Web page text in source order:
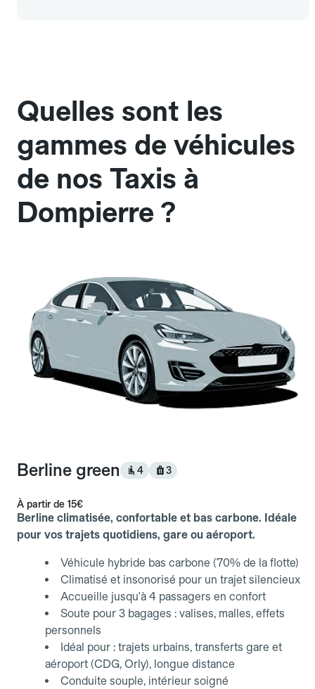
Quelles sont les
gammes de véhicules
de nos Taxis à
Dompierre ?
Berline green 4 3
À partir de 15€
Berline climatisée, confortable et bas carbone. Idéale
pour vos trajets quotidiens, gare ou aéroport.
Véhicule hybride bas carbone (70% de la flotte)
Climatisé et insonorisé pour un trajet silencieux
Accueille jusqu'à 4 passagers en confort
Soute pour 3 bagages : valises, malles, effets
personnels
Idéal pour : trajets urbains, transferts gare et
aéroport (CDG, Orly), longue distance
Conduite souple, intérieur soigné